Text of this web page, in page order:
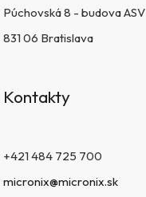
Púchovská 8 - budova ASV
831 06 Bratislava
Kontakty
+421 484 725 700
micronix@micronix.sk